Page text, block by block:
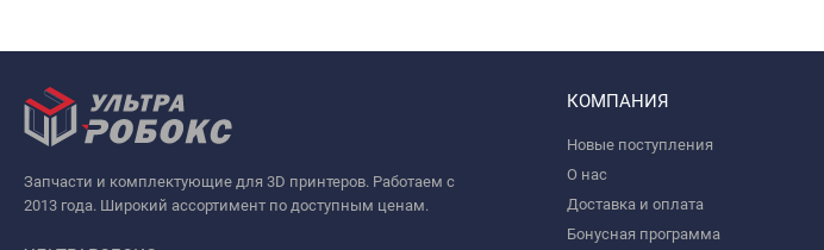
Запчасти и комплектующие для 3D принтеров. Работаем с
2013 года. Широкий ассортимент по доступным ценам.
КОМПАНИЯ
Новые поступления
О нас
Доставка и оплата
Бонусная программа